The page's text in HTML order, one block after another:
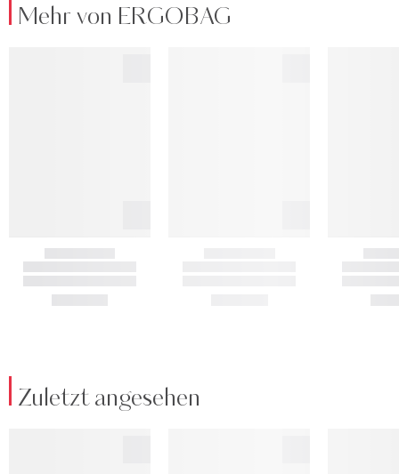
Mehr von ERGOBAG
Zuletzt angesehen